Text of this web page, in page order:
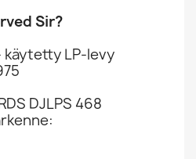
Sir?
käytetty LP-levy
DJLPS 468